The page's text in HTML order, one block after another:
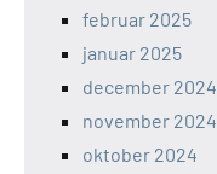
februar 2025
januar 2025
december 2024
november 2024
oktober 2024